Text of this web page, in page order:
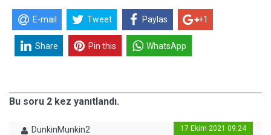
E-mail Tweet Paylas +1
Share Pin this WhatsApp
Bu soru 2 kez yanıtlandı.
DunkinMunkin2 17 Ekim 2021 09:24